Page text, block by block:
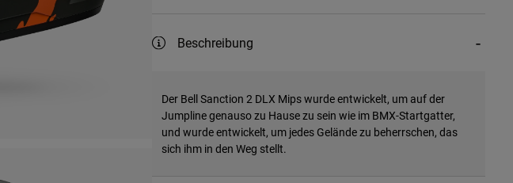
Beschreibung
Der Bell Sanction 2 DLX Mips wurde entwickelt, um auf der
Jumpline genauso zu Hause zu sein wie im BMX-Startgatter,
und wurde entwickelt, um jedes Gelände zu beherrschen, das
sich ihm in den Weg stellt.